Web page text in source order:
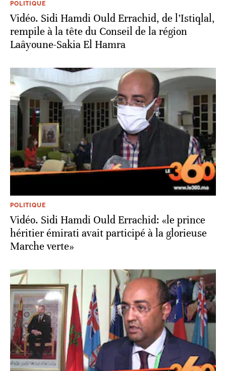
POLITIQUE
Vidéo. Sidi Hamdi Ould Errachid, de l’Istiqlal,
rempile à la tête du Conseil de la région
Laâyoune-Sakia El Hamra
POLITIQUE
Vidéo. Sidi Hamdi Ould Errachid: «le prince
héritier émirati avait participé à la glorieuse
Marche verte»